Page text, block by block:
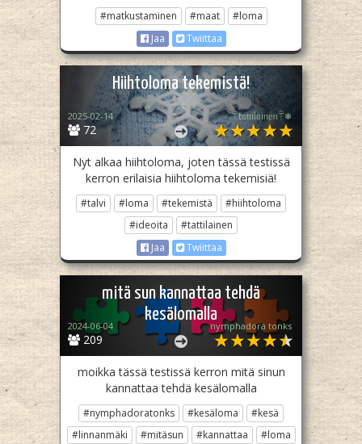
#matkustaminen #maat
#loma
Jaa
Twiittaa
Hiihtoloma tekemistä!
72
2025-02-14 𓋼𝗍ᥲ𝗍𝗍іᥣᥲіᥒᥱᥒ𓋼❄
Nyt alkaa hiihtoloma, joten tässä testissä
kerron erilaisia hiihtoloma tekemisiä!
#talvi #loma #tekemistä
#hiihtoloma
#ideoita
#tattilainen
Jaa
Twiittaa
mitä sun kannattaa tehdä
kesälomalla
209
2024-06-04 nymphadora tonks
moikka tässä testissä kerron mitä sinun
kannattaa tehdä kesälomalla
#nymphadoratonks #kesäloma
#kesä
#linnanmäki
#mitäsun #kannattaa #loma